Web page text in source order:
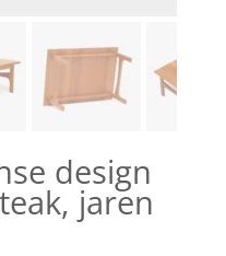
design
jaren